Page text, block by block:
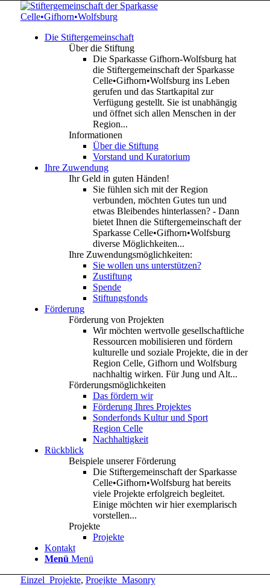
Die Stiftergemeinschaft
Über die Stiftung
Die Sparkasse Gifhorn-Wolfsburg hat
die Stiftergemeinschaft der Sparkasse
Celle•Gifhorn•Wolfsburg ins Leben
gerufen und das Startkapital zur
Verfügung gestellt. Sie ist unabhängig
und öffnet sich allen Menschen in der
Region...
Informationen
Über die Stiftung
Vorstand und Kuratorium
Ihre Zuwendung
Ihr Geld in guten Händen!
Sie fühlen sich mit der Region
verbunden, möchten Gutes tun und
etwas Bleibendes hinterlassen? - Dann
bietet Ihnen die Stiftergemeinschaft der
Sparkasse Celle•Gifhorn•Wolfsburg
diverse Möglichkeiten...
Ihre Zuwendungsmöglichkeiten:
Sie wollen uns unterstützen?
Zustiftung
Spende
Stiftungsfonds
Förderung
Förderung von Projekten
Wir möchten wertvolle gesellschaftliche
Ressourcen mobilisieren und fördern
kulturelle und soziale Projekte, die in der
Region Celle, Gifhorn und Wolfsburg
nachhaltig wirken. Für Jung und Alt...
Förderungsmöglichkeiten
Das fördern wir
Förderung Ihres Projektes
Sonderfonds Kultur und Sport
Region Celle
Nachhaltigkeit
Rückblick
Beispiele unserer Förderung
Die Stiftergemeinschaft der Sparkasse
Celle•Gifhorn•Wolfsburg hat bereits
viele Projekte erfolgreich begleitet.
Einige möchten wir hier exemplarisch
vorstellen...
Projekte
Projekte
Kontakt
Menü Menü
Einzel_Projekte, Proejkte_Masonry